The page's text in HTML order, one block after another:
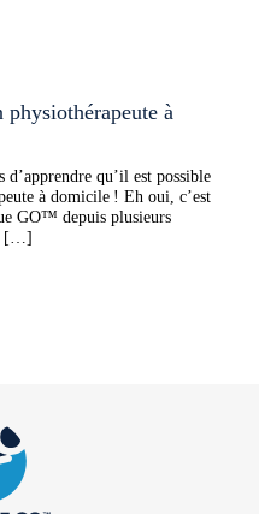
à
qu’il est possible
à domicile ! Eh oui, c’est
GO™ depuis plusieurs
[…]